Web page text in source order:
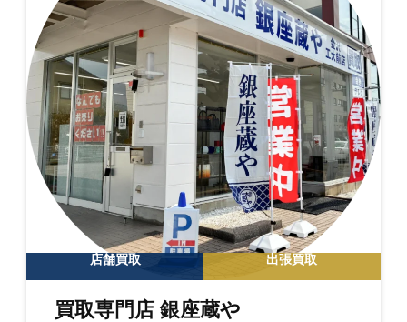
店舗買取 出張買取
買取専門店 銀座蔵や